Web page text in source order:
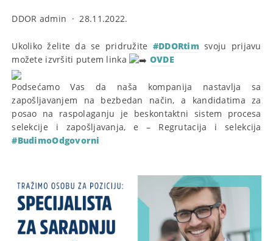
DDOR admin ·28.11.2022.
Ukoliko želite da se pridružite #DDORtim svoju prijavu
možete izvršiti putem linka
OVDE
Podsećamo Vas da naša kompanija nastavlja sa
zapošljavanjem na bezbedan način, a kandidatima za
posao na raspolaganju je beskontaktni sistem procesa
selekcije i zapošljavanja, e – Regrutacija i selekcija
#BudimoOdgovorni